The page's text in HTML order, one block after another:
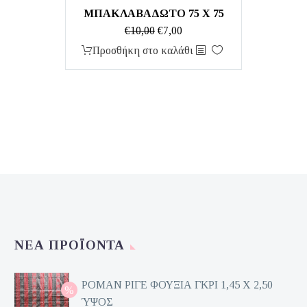
ΜΠΑΚΛΑΒΑΔΩΤΟ 75 Χ 75
€10,00 Original
price
€7,00Η
τρέχουσα
Προσθήκη στο καλάθι
ΝΈΑ ΠΡΟΪΌΝΤΑ
ΡΟΜΑΝ ΡΙΓΕ ΦΟΥΞΙΑ ΓΚΡΙ 1,45 Χ 2,50
ΎΨΟΣ